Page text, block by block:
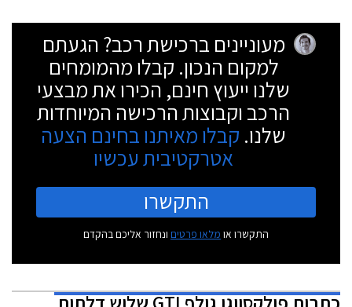
מעוניינים ברכישת רכב? הגעתם
למקום הנכון. קבלו מהמומחים
שלנו ייעוץ חינם, הכירו את מבצעי
הרכב וקבוצות הרכישה המיוחדות
שלנו. קבלו מאיתנו בחינם הצעה
אטרקטיבית עכשיו
התקשרו
התקשרו או מלאו פרטים ונחזור אליכם בהקדם